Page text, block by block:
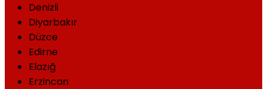
Denizli
Diyarbakır
Düzce
Edirne
Elazığ
Erzincan